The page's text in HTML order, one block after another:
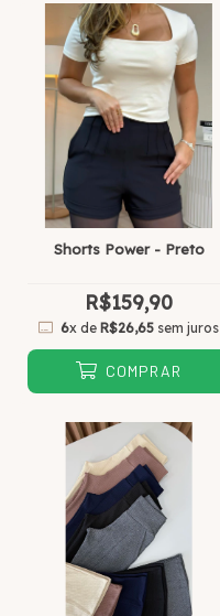
Shorts Power - Preto
R$159,90
6x deR$26,65 sem juros
COMPRAR